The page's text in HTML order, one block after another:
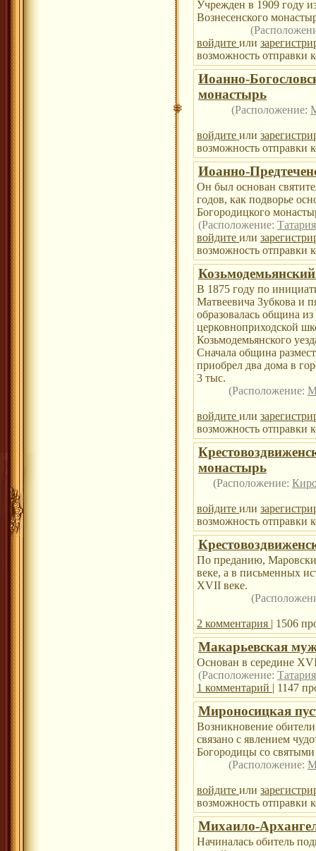
Учрежден в 1909 году
Вознесенского
войдите или
возможность отправки
Иоанно-
монастырь
(Расположение:
войдите или
возможность отправки
Иоанно-
Он был основан
годов, как подворье
Богородицкого
(Расположение:
войдите или
возможность отправки
В 1875 году по
Матвеевича Зубкова и
образовалась община
церковноприходской
Козьмодемьянского
Сначала община
приобрел два дома в
3 тыс.
(Расположение:
войдите или
возможность отправки
монастырь
(Расположение:
войдите или
возможность отправки
По преданию,
веке, а в письменных
XVII веке.
2 комментария | 1506
Макарьевская
Основан в середине
(Расположение:
1 комментарий | 1147
Мироносицкая
Возникновение
связано с явлением
Богородицы со
(Расположение:
войдите или
возможность отправки
Михаило-
Начиналась обитель